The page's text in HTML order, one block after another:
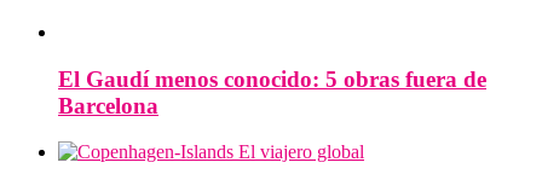
El Gaudí menos conocido: 5 obras fuera de
Barcelona